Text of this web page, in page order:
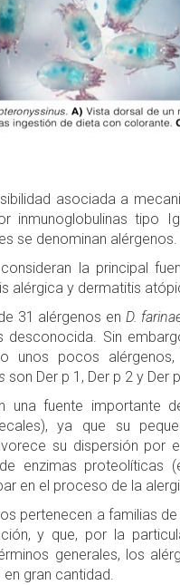
asociada a
inmunoglobulinas tipo
se denominan alérgenos.
la principal
alérgica y dermatitis
31 alérgenos en D.
Sin
unos pocos
son Der p 1, Der p 2 y Der
fuente importante
ya que su
su dispersión por
enzimas proteolíticas
en el proceso de la
pertenecen a familias
y que, por la
generales, los
gran cantidad.